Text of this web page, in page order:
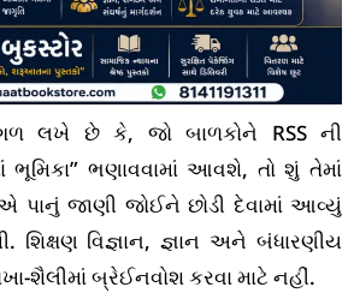
લખે છે કે, જો બાળકોને RSS ની
ભૂમિકા” ભણાવવામાં આવશે, તો શું તેમાં
જાણી જોઈને છોડી દેવામાં આવ્યું
વિજ્ઞાન, જ્ઞાન અને બંધારણીય
શૈલીમાં બ્રેઈનવોશ કરવા માટે નહીં.